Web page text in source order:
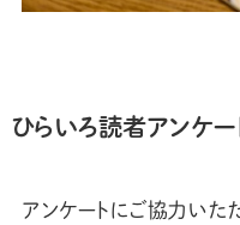
ひらいろ読者アンケー
アンケートにご協力いた